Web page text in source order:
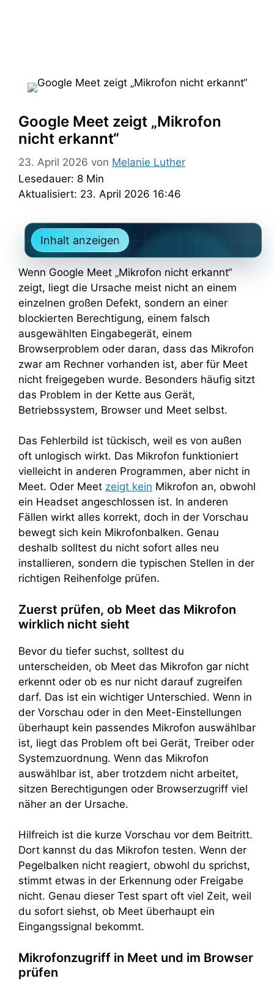
Google Meet zeigt „Mikrofon
nicht erkannt“
23. April 2026 von Melanie Luther
Lesedauer: 8 Min
Aktualisiert: 23. April 2026 16:46
Inhalt anzeigen
Wenn Google Meet „Mikrofon nicht erkannt“
zeigt, liegt die Ursache meist nicht an einem
einzelnen großen Defekt, sondern an einer
blockierten Berechtigung, einem falsch
ausgewählten Eingabegerät, einem
Browserproblem oder daran, dass das Mikrofon
zwar am Rechner vorhanden ist, aber für Meet
nicht freigegeben wurde. Besonders häufig sitzt
das Problem in der Kette aus Gerät,
Betriebssystem, Browser und Meet selbst.
Das Fehlerbild ist tückisch, weil es von außen
oft unlogisch wirkt. Das Mikrofon funktioniert
vielleicht in anderen Programmen, aber nicht in
Meet. Oder Meet zeigt kein Mikrofon an, obwohl
ein Headset angeschlossen ist. In anderen
Fällen wirkt alles korrekt, doch in der Vorschau
bewegt sich kein Mikrofonbalken. Genau
deshalb solltest du nicht sofort alles neu
installieren, sondern die typischen Stellen in der
richtigen Reihenfolge prüfen.
Zuerst prüfen, ob Meet das Mikrofon
wirklich nicht sieht
Bevor du tiefer suchst, solltest du
unterscheiden, ob Meet das Mikrofon gar nicht
erkennt oder ob es nur nicht darauf zugreifen
darf. Das ist ein wichtiger Unterschied. Wenn in
der Vorschau oder in den Meet-Einstellungen
überhaupt kein passendes Mikrofon auswählbar
ist, liegt das Problem oft bei Gerät, Treiber oder
Systemzuordnung. Wenn das Mikrofon
auswählbar ist, aber trotzdem nicht arbeitet,
sitzen Berechtigungen oder Browserzugriff viel
näher an der Ursache.
Hilfreich ist die kurze Vorschau vor dem Beitritt.
Dort kannst du das Mikrofon testen. Wenn der
Pegelbalken nicht reagiert, obwohl du sprichst,
stimmt etwas in der Erkennung oder Freigabe
nicht. Genau dieser Test spart oft viel Zeit, weil
du sofort siehst, ob Meet überhaupt ein
Eingangssignal bekommt.
Mikrofonzugriff in Meet und im Browser
prüfen